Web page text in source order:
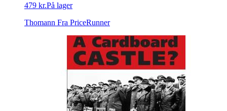
479 kr.På lager
Thomann Fra PriceRunner